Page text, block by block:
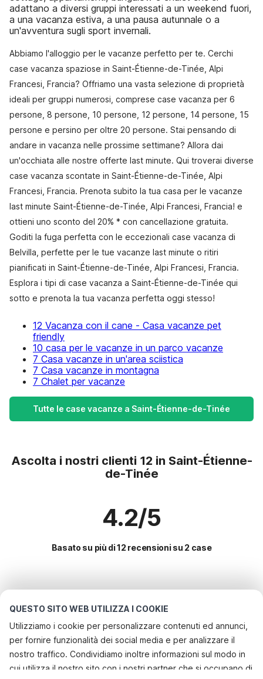
QUESTO SITO WEB UTILIZZA I COOKIE
Utilizziamo i cookie per personalizzare contenuti ed annunci,
per fornire funzionalità dei social media e per analizzare il
nostro traffico. Condividiamo inoltre informazioni sul modo in
cui utilizza il nostro sito con i nostri partner che si occupano di
adattano a diversi gruppi interessati a un weekend fuori,
a una vacanza estiva, a una pausa autunnale o a
un'avventura sugli sport invernali.
Abbiamo l'alloggio per le vacanze perfetto per te. Cerchi
case vacanza spaziose in Saint-Étienne-de-Tinée, Alpi
Francesi, Francia? Offriamo una vasta selezione di proprietà
ideali per gruppi numerosi, comprese case vacanza per 6
persone, 8 persone, 10 persone, 12 persone, 14 persone, 15
persone e persino per oltre 20 persone. Stai pensando di
andare in vacanza nelle prossime settimane? Allora dai
un'occhiata alle nostre offerte last minute. Qui troverai diverse
case vacanza scontate in Saint-Étienne-de-Tinée, Alpi
Francesi, Francia. Prenota subito la tua casa per le vacanze
last minute Saint-Étienne-de-Tinée, Alpi Francesi, Francia! e
ottieni uno sconto del 20% * con cancellazione gratuita.
Goditi la fuga perfetta con le eccezionali case vacanza di
Belvilla, perfette per le tue vacanze last minute o ritiri
pianificati in Saint-Étienne-de-Tinée, Alpi Francesi, Francia.
Esplora i tipi di case vacanza a Saint-Étienne-de-Tinée qui
sotto e prenota la tua vacanza perfetta oggi stesso!
12 Vacanza con il cane - Casa vacanze pet
friendly
10 casa per le vacanze in un parco vacanze
7 Casa vacanze in un'area sciistica
7 Casa vacanze in montagna
7 Chalet per vacanze
Tutte le case vacanze a Saint-Étienne-de-Tinée
Ascolta i nostri clienti 12 in Saint-Étienne-
de-Tinée
4.2/5
Basato su più di 12 recensioni su 2 case
vacanze
Città con i migliori servizi per le vacanze
Casa vacanze in un'area sciistica saint-francois-longchamp
Casa vacanze in un'area sciistica saint-martin-de-belleville
Servizi più popolari per le vacanze in Saint-etienne-de-
tinee